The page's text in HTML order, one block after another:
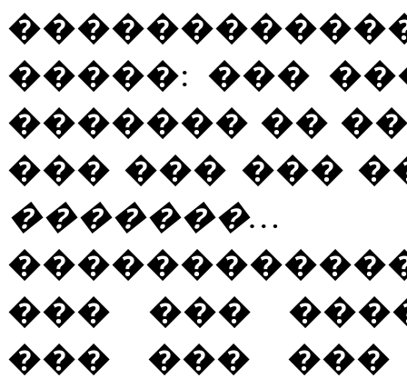
�����: ���
������� ��
��� ��� ���
��� ���
��� ���